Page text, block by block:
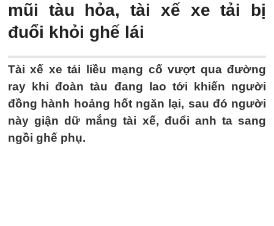
mũi tàu hỏa, tài xế xe tải bị
đuổi khỏi ghế lái
Tài xế xe tải liều mạng cố vượt qua đường
ray khi đoàn tàu đang lao tới khiến người
đồng hành hoảng hốt ngăn lại, sau đó người
này giận dữ mắng tài xế, đuổi anh ta sang
ngồi ghế phụ.